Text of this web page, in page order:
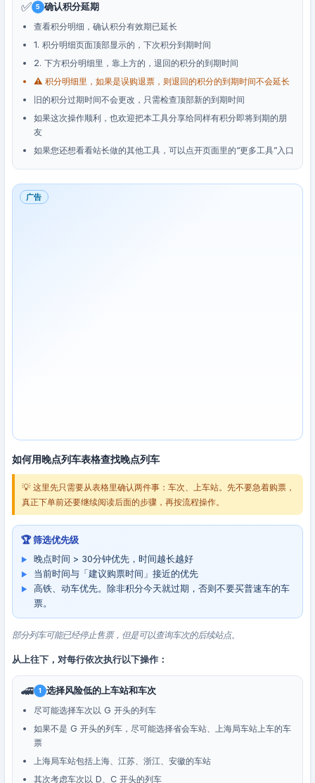
✅ 5 确认积分延期
查看积分明细，确认积分有效期已延长
1. 积分明细页面顶部显示的，下次积分到期时间
2. 下方积分明细里，靠上方的，退回的积分的到期时间
⚠️ 积分明细里，如果是误购退票，则退回的积分的到期时间不会延长
旧的积分过期时间不会更改，只需检查顶部新的到期时间
如果这次操作顺利，也欢迎把本工具分享给同样有积分即将到期的朋
友
如果您还想看看站长做的其他工具，可以点开页面里的“更多工具”入口
广告
如何用晚点列车表格查找晚点列车
💡 这里先只需要从表格里确认两件事：车次、上车站。先不要急着购票，
真正下单前还要继续阅读后面的步骤，再按流程操作。
🏆 筛选优先级
晚点时间 > 30分钟优先，时间越长越好
当前时间与「建议购票时间」接近的优先
高铁、动车优先。除非积分今天就过期，否则不要买普速车的车
票。
部分列车可能已经停止售票，但是可以查询车次的后续站点。
从上往下，对每行依次执行以下操作：
🚄 1 选择风险低的上车站和车次
尽可能选择车次以 G 开头的列车
如果不是 G 开头的列车，尽可能选择省会车站、上海局车站上车的车
票
上海局车站包括上海、江苏、浙江、安徽的车站
其次考虑车次以 D、C 开头的列车